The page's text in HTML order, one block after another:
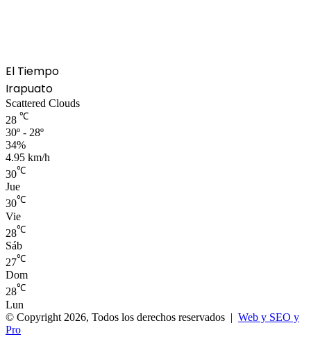
El Tiempo
Irapuato
Scattered Clouds
28 ℃
30º - 28º
34%
4.95 km/h
30℃
Jue
30℃
Vie
28℃
Sáb
27℃
Dom
28℃
Lun
© Copyright 2026, Todos los derechos reservados | Web y SEO y
Pro